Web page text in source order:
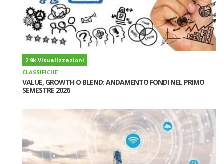
2.9k Visualizzazioni
CLASSIFICHE
VALUE, GROWTH O BLEND: ANDAMENTO FONDI NEL PRIMO
SEMESTRE 2026